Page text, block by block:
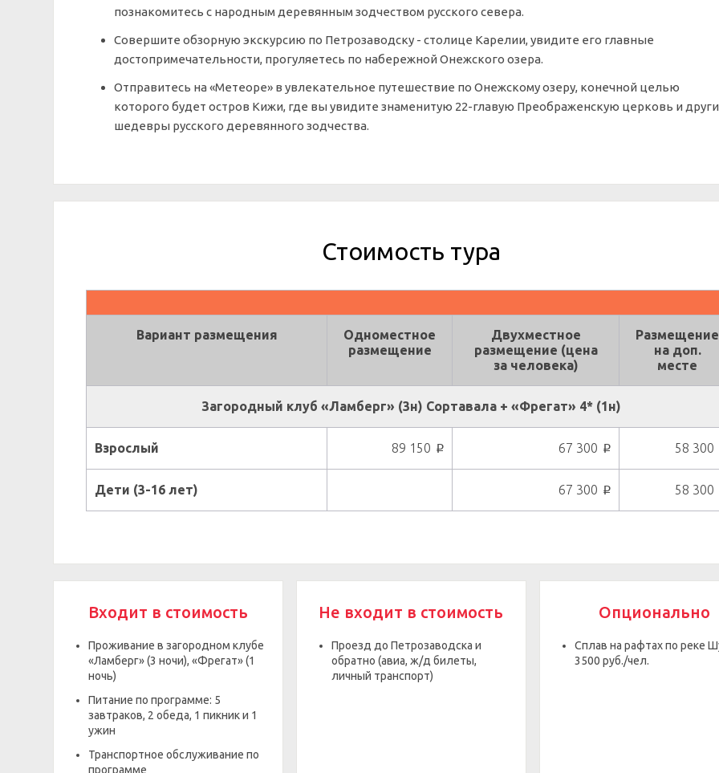
познакомитесь с народным деревянным зодчеством русского севера.
Совершите обзорную экскурсию по Петрозаводску - столице Карелии, увидите его главные
достопримечательности, прогуляетесь по набережной Онежского озера.
Отправитесь на «Метеоре» в увлекательное путешествие по Онежскому озеру, конечной целью
которого будет остров Кижи, где вы увидите знаменитую 22-главую Преображенскую церковь и
шедевры русского деревянного зодчества.
Стоимость тура
Вариант размещения
Одноместное
размещение
Двухместное
размещение (цена
за человека)
Размещение
на доп.
месте
Загородный клуб «Ламберг» (3н) Сортавала + «Фрегат» 4* (1н)
Взрослый 89 150 p 67 300 p 58 300
Дети (3-16 лет) 67 300 p 58 300
Входит в стоимость
Проживание в загородном клубе
«Ламберг» (3 ночи), «Фрегат» (1
ночь)
Питание по программе: 5
завтраков, 2 обеда, 1 пикник и 1
ужин
Транспортное обслуживание по
программе
Не входит в стоимость
Проезд до Петрозаводска и
обратно (авиа, ж/д билеты,
личный транспорт)
Опционально
Сплав на рафтах по реке
3500 руб./чел.